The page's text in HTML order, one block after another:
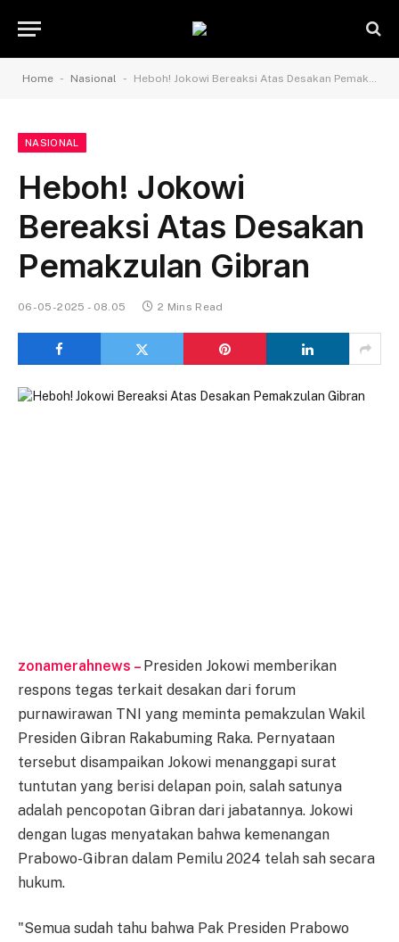
Home - Nasional - Heboh! Jokowi Bereaksi Atas Desakan Pemakzulan Gibran
NASIONAL
Heboh! Jokowi
Bereaksi Atas Desakan
Pemakzulan Gibran
06-05-2025 - 08.05 2 Mins Read
zonamerahnews – Presiden Jokowi memberikan
respons tegas terkait desakan dari forum
purnawirawan TNI yang meminta pemakzulan Wakil
Presiden Gibran Rakabuming Raka. Pernyataan
tersebut disampaikan Jokowi menanggapi surat
tuntutan yang berisi delapan poin, salah satunya
adalah pencopotan Gibran dari jabatannya. Jokowi
dengan lugas menyatakan bahwa kemenangan
Prabowo-Gibran dalam Pemilu 2024 telah sah secara
hukum.
"Semua sudah tahu bahwa Pak Presiden Prabowo